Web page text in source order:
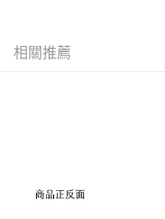
相關推薦